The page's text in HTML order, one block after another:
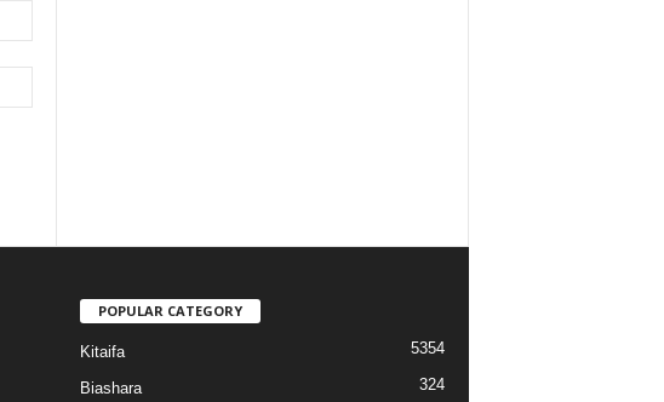
POPULAR CATEGORY
Kitaifa 5354
Biashara 324